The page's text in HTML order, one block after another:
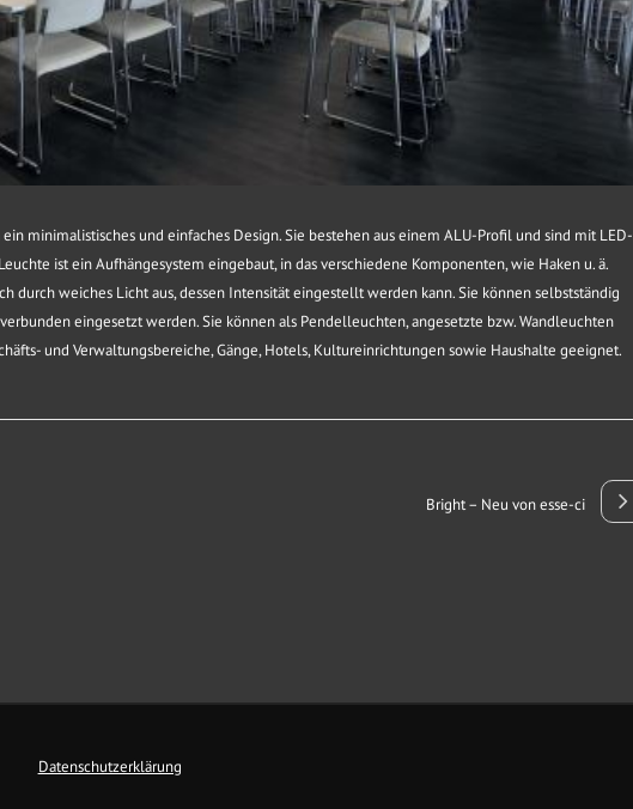
minimalistisches und einfaches Design. Sie bestehen aus einem ALU-Profil und sind mit LED-
ist ein Aufhängesystem eingebaut, in das verschiedene Komponenten, wie Haken u. ä.
durch weiches Licht aus, dessen Intensität eingestellt werden kann. Sie können selbstständig
eingesetzt werden. Sie können als Pendelleuchten, angesetzte bzw. Wandleuchten
und Verwaltungsbereiche, Gänge, Hotels, Kultureinrichtungen sowie Haushalte geeignet.
Bright – Neu von esse-ci
Datenschutzerklärung